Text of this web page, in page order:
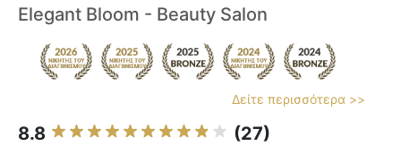
Elegant Bloom - Beauty Salon
Δείτε περισσότερα >>
8.8 (27)